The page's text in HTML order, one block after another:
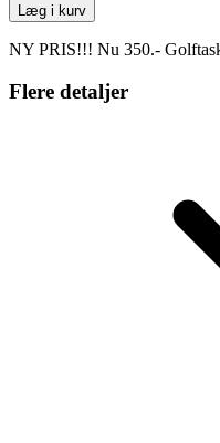
Læg i kurv
NY PRIS!!! Nu 350.-
Flere detaljer